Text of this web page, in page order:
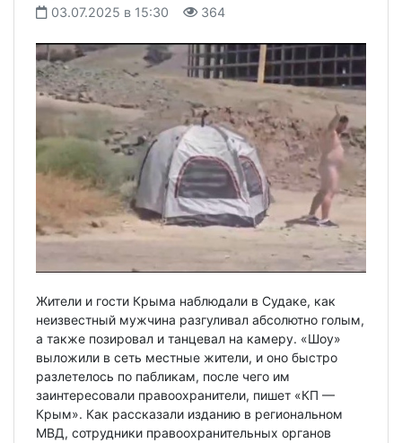
03.07.2025 в 15:30 364
Жители и гости Крыма наблюдали в Судаке, как
неизвестный мужчина разгуливал абсолютно голым,
а также позировал и танцевал на камеру. «Шоу»
выложили в сеть местные жители, и оно быстро
разлетелось по пабликам, после чего им
заинтересовали правоохранители, пишет «КП —
Крым». Как рассказали изданию в региональном
МВД, сотрудники правоохранительных органов